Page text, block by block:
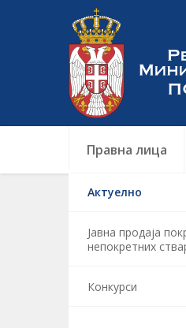
Правна лица
Актуелно
Јавна продаја
непокретних
Конкурси